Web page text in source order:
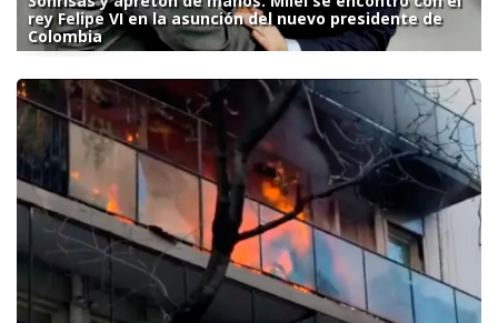
rey Felipe VI en la asunción del nuevo presidente de
Colombia